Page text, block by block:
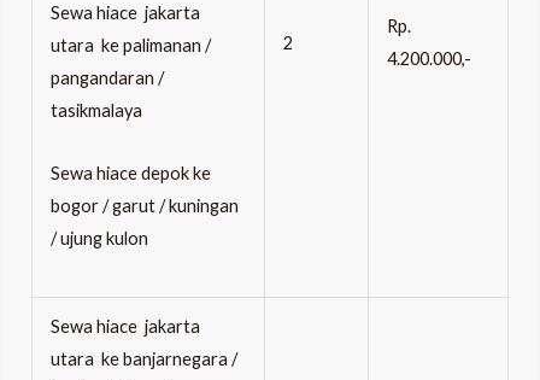
Sewa hiace jakarta
utara ke palimanan /
pangandaran /
tasikmalaya
Sewa hiace depok ke
bogor / garut / kuningan
/ ujung kulon
2
Rp.
4.200.000,-
Sewa hiace jakarta
utara ke banjarnegara /